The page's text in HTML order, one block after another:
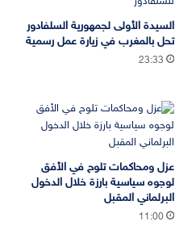
السيدة الأولى لجمهورية السلفادور
تحل بالمغرب في زيارة عمل رسمية
23:33
عزل ومحاكمات تلوح في الأفق
لوجوه سياسية بارزة خلال الدخول
البرلماني المقبل
11:00